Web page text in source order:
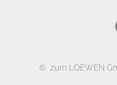
© zum LOEWEN